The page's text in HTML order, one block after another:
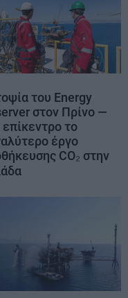
του Energy
στον Πρίνο —
το
έργο
CO₂ στην